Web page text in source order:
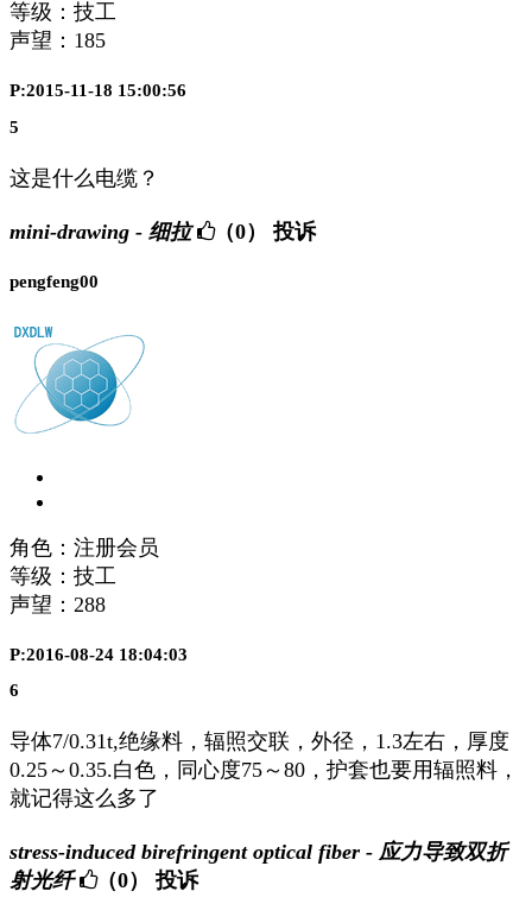
等级：技工
声望： 185
P:2015-11-18 15:00:56
5
这是什么电缆？
mini-drawing - 细拉 （0） 投诉
pengfeng00
角色：注册会员
等级：技工
声望： 288
P:2016-08-24 18:04:03
6
导体7/0.31t,绝缘料，辐照交联，外径，1.3左右，厚度
0.25～0.35.白色，同心度75～80，护套也要用辐照料，
就记得这么多了
stress-induced birefringent optical fiber - 应力导致双折
射光纤
（0） 投诉